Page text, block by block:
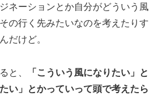
ネーションとか自分がどういう風
の行く先みたいなのを考えたりす
だけど。
と、
「こういう風になりたい」と
い」とかっていって頭で考えたら